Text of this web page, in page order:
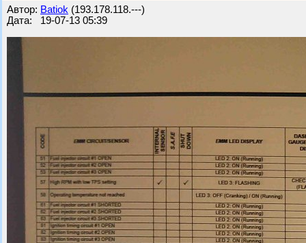
Автор: Batiok (193.178.118.---)
Дата: 19-07-13 05:39